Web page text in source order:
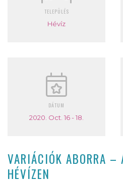
TELEPÜLÉS
Hévíz
DÁTUM
2020. Oct. 16 - 18.
VARIÁCIÓK ABORRA –
HÉVÍZEN